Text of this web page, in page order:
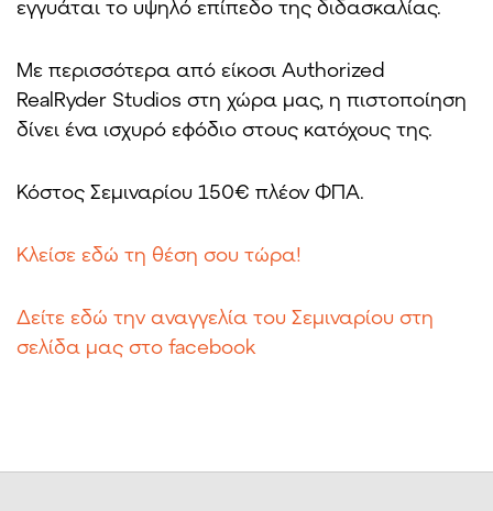
εγγυάται το υψηλό επίπεδο της διδασκαλίας.
Με περισσότερα από είκοσι Authorized
RealRyder Studios στη χώρα μας, η πιστοποίηση
δίνει ένα ισχυρό εφόδιο στους κατόχους της.
Κόστος Σεμιναρίου 150€ πλέον ΦΠΑ.
Κλείσε εδώ τη θέση σου τώρα!
Δείτε εδώ την αναγγελία του Σεμιναρίου στη
σελίδα μας στο facebook